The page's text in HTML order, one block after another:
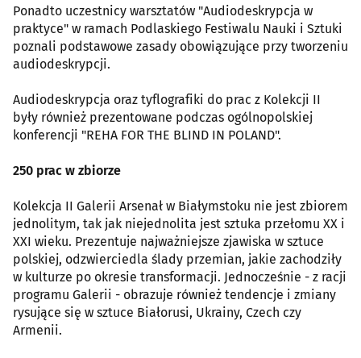
Ponadto uczestnicy warsztatów "Audiodeskrypcja w
praktyce" w ramach Podlaskiego Festiwalu Nauki i Sztuki
poznali podstawowe zasady obowiązujące przy tworzeniu
audiodeskrypcji.
Audiodeskrypcja oraz tyflografiki do prac z Kolekcji II
były również prezentowane podczas ogólnopolskiej
konferencji "REHA FOR THE BLIND IN POLAND".
250 prac w zbiorze
Kolekcja II Galerii Arsenał w Białymstoku nie jest zbiorem
jednolitym, tak jak niejednolita jest sztuka przełomu XX i
XXI wieku. Prezentuje najważniejsze zjawiska w sztuce
polskiej, odzwierciedla ślady przemian, jakie zachodziły
w kulturze po okresie transformacji. Jednocześnie - z racji
programu Galerii - obrazuje również tendencje i zmiany
rysujące się w sztuce Białorusi, Ukrainy, Czech czy
Armenii.